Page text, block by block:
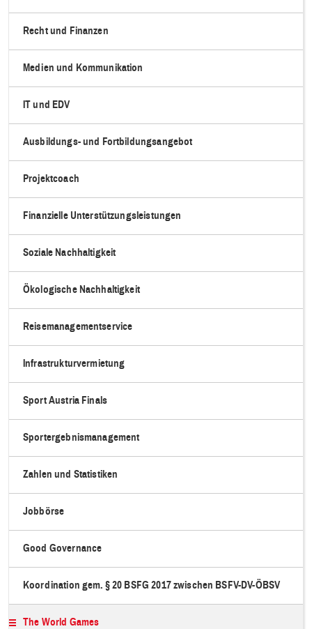
Recht und Finanzen
Medien und Kommunikation
IT und EDV
Ausbildungs- und Fortbildungsangebot
Projektcoach
Finanzielle Unterstützungsleistungen
Soziale Nachhaltigkeit
Ökologische Nachhaltigkeit
Reisemanagementservice
Infrastrukturvermietung
Sport Austria Finals
Sportergebnismanagement
Zahlen und Statistiken
Jobbörse
Good Governance
Koordination gem. § 20 BSFG 2017 zwischen BSFV-DV-ÖBSV
The World Games